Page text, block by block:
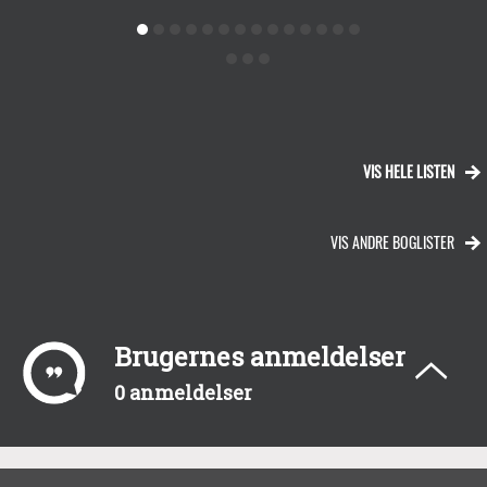
VIS HELE LISTEN
VIS ANDRE BOGLISTER
Brugernes anmeldelser
0 anmeldelser